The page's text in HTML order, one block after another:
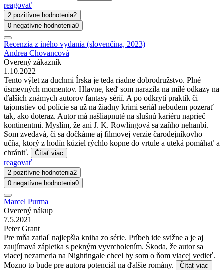
reagovať
2 pozitívne hodnotenia2
0 negatívne hodnotenia0
Recenzia z iného vydania (slovenčina, 2023)
Andrea Chovancová
Overený zákazník
1.10.2022
Tento výlet za duchmi Írska je teda riadne dobrodružstvo. Plné
úsmevných momentov. Hlavne, keď som narazila na milé odkazy na
ďalších známych autorov fantasy sérií. A po odkrytí praktík či
tajomstiev od polície sa už na žiadny krimi seriál nebudem pozerať
tak, ako doteraz. Autor má našliapnuté na slušnú kariéru naprieč
kontinentmi. Myslím, že ani J. K. Rowlingová sa zaňho nehanbí.
Som zvedavá, či sa dočkáme aj filmovej verzie čarodejníkovho
učňa, ktorý z hodín kúziel rýchlo kopne do vrtule a uteká pomáhať a
chrániť.
Čítať viac
reagovať
2 pozitívne hodnotenia2
0 negatívne hodnotenia0
Marcel Purma
Overený nákup
7.5.2021
Peter Grant
Pre mňa zatiaľ najlepšia kniha zo série. Príbeh ide svižne a je aj
zaujímavá zápletka s pekným vyvrcholením. Škoda, že autor sa
viacej nezameria na Nightingale chcel by som o ňom viacej vedieť.
Mozno to bude pre autora potenciál na ďalšie romány.
Čítať viac